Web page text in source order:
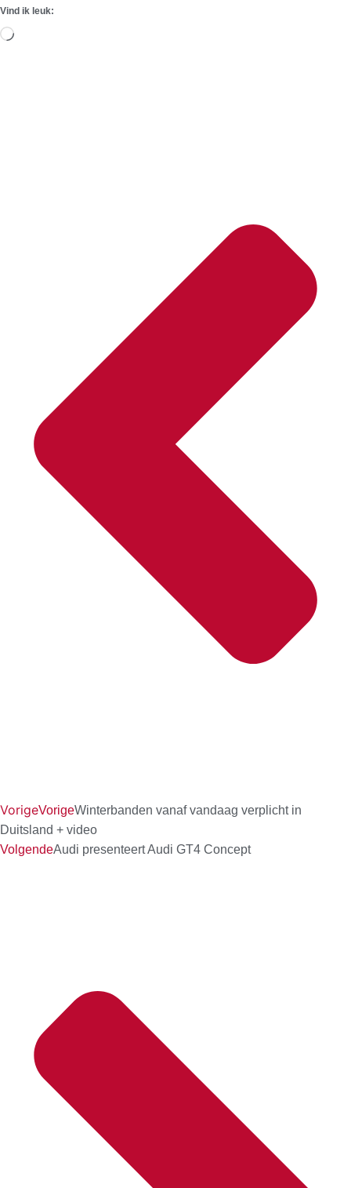
Vind ik leuk:
Aan
VorigeVorigeWinterbanden vanaf vandaag verplicht in
Duitsland + video
VolgendeAudi presenteert Audi GT4 Concept